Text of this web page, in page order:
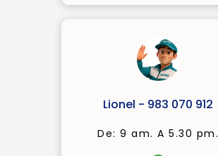
Lionel - 983 070 912
De: 9 am. A 5.30 pm.